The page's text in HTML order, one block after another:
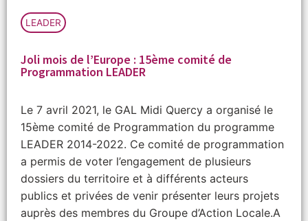
LEADER
Joli mois de l’Europe : 15ème comité de
Programmation LEADER
Le 7 avril 2021, le GAL Midi Quercy a organisé le
15ème comité de Programmation du programme
LEADER 2014-2022. Ce comité de programmation
a permis de voter l’engagement de plusieurs
dossiers du territoire et à différents acteurs
publics et privées de venir présenter leurs projets
auprès des membres du Groupe d’Action Locale.A